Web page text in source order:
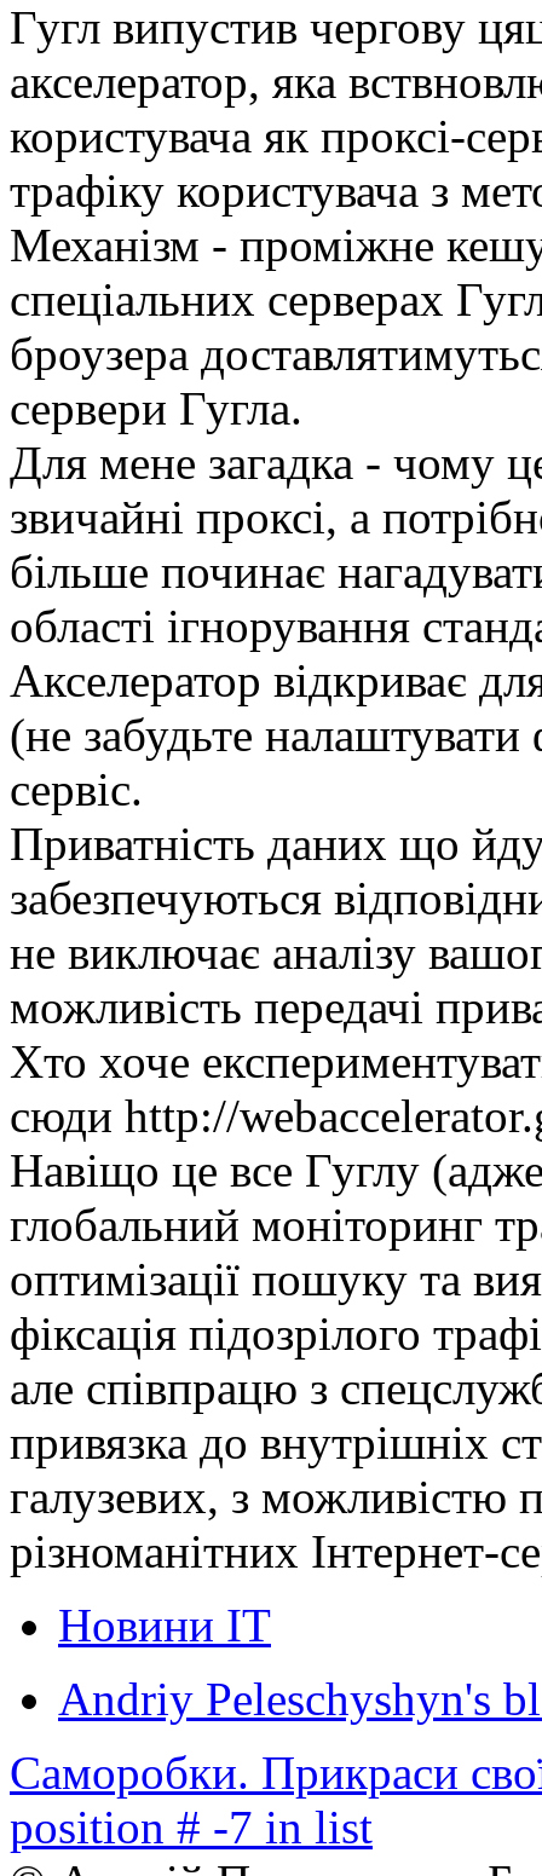
Гугл випустив чергову
акселератор, яка
користувача як проксі-
трафіку користувача з
Механізм - проміжне
спеціальних серверах
броузера
сервери Гугла.
Для мене загадка - чому
звичайні проксі, а
більше починає
області ігнорування
Акселератор відкриває
(не забудьте
сервіс.
Приватність даних що
забезпечуються
не виключає аналізу
можливість передачі
Хто хоче
сюди http://
Навіщо це все Гуглу
глобальний моніторинг
оптимізації пошуку та
фіксація підозрілого
але співпрацю з
привязка до внутрішніх
галузевих, з можливістю
різноманітних Інтернет-
Новини ІТ
Andriy Peleschyshyn's
Саморобки. Прикраси
position # -7 in list